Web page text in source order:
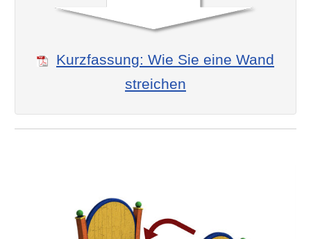
Kurzfassung: Wie Sie eine Wand
streichen